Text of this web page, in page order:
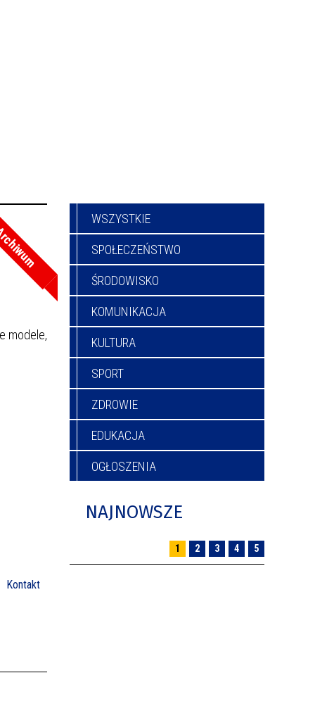
modele,
Kontakt
WSZYSTKIE
SPOŁECZEŃSTWO
ŚRODOWISKO
KOMUNIKACJA
KULTURA
SPORT
ZDROWIE
EDUKACJA
OGŁOSZENIA
NAJNOWSZE
1 2 3 4 5